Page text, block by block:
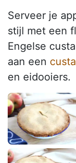
Serveer je
stijl met een
Engelse
aan een
en eidooiers.